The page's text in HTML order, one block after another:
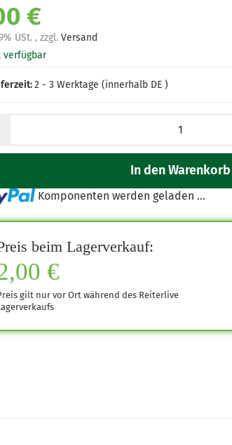
€
USt. , zzgl. Versand
verfügbar
2 - 3 Werktage(innerhalb DE )
In den Warenkorb
Komponenten werden geladen ...
beim Lagerverkauf:
€
gilt nur vor Ort während des Reiterlive